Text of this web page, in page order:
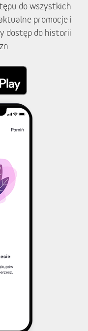
do wszystkich
promocje i
dostęp do historii